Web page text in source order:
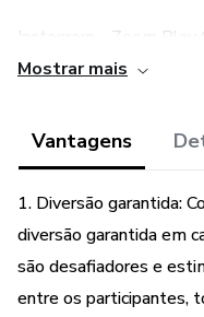
Instagram - Zoom Play
Mostrar mais
Vantagens
1. Diversão garantida:
diversão garantida em
são desafiadores e
entre os participantes,